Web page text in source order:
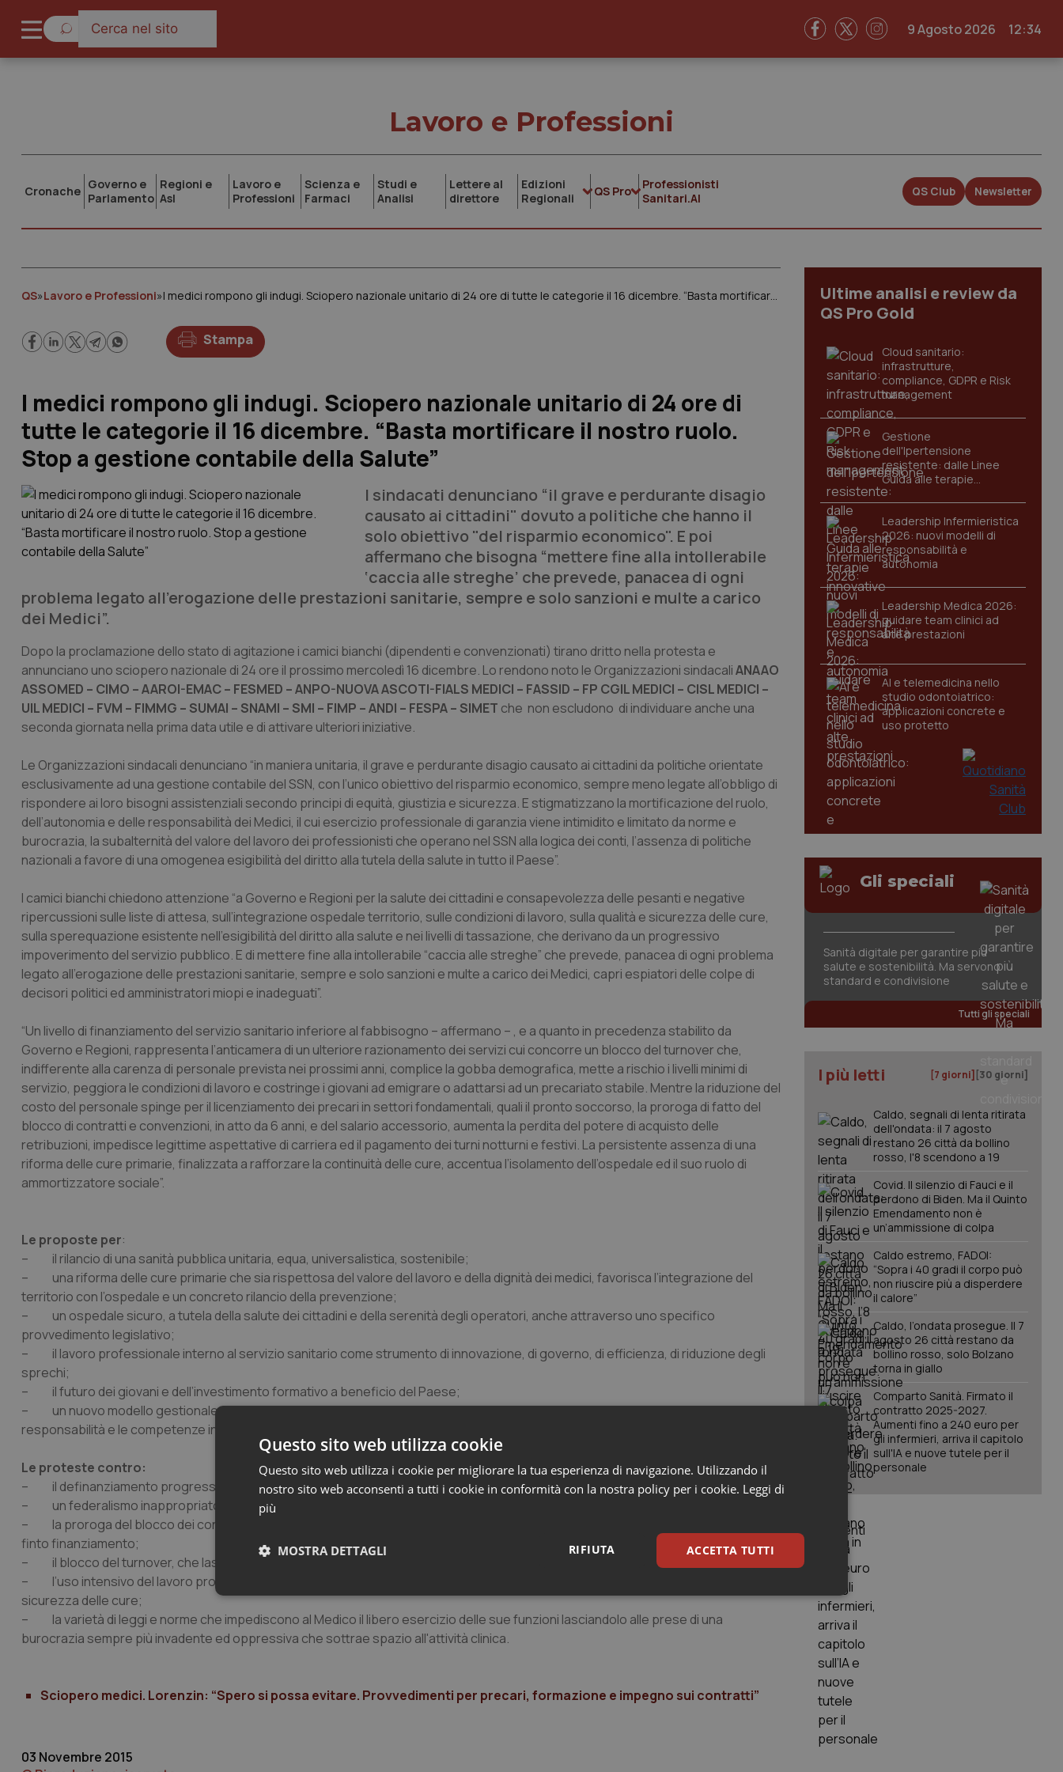
9 Agosto 2026 12:34
Lavoro e Professioni
Cronache Governo e
Parlamento
Regioni e
Asl
Lavoro e
Professioni
Scienza e
Farmaci
Studi e
Analisi
Lettere al
direttore
Edizioni
Regionali
QS Pro
Professionisti
Sanitari.AI
QS Club Newsletter
QS»Lavoro e Professioni» I medici rompono gli indugi. Sciopero nazionale unitario di 24 ore di tutte le categorie il 16 dicembre. “Basta mortificare il nostro ruolo. Stop a gestione contabile della Salute”
Stampa
I medici rompono gli indugi. Sciopero nazionale unitario di 24 ore di
tutte le categorie il 16 dicembre. “Basta mortificare il nostro ruolo.
Stop a gestione contabile della Salute”
I sindacati denunciano “il grave e perdurante disagio
causato ai cittadini" dovuto a politiche che hanno il
solo obiettivo "del risparmio economico". E poi
affermano che bisogna “mettere fine alla intollerabile
‘caccia alle streghe’ che prevede, panacea di ogni
problema legato all’erogazione delle prestazioni sanitarie, sempre e solo sanzioni e multe a carico
dei Medici”.
Dopo la proclamazione dello stato di agitazione i camici bianchi (dipendenti e convenzionati) tirano dritto nella protesta e
annunciano uno sciopero nazionale di 24 ore il prossimo mercoledì 16 dicembre. Lo rendono noto le Organizzazioni sindacaliANAAO
ASSOMED – CIMO – AAROI-EMAC – FESMED – ANPO-NUOVA ASCOTI-FIALS MEDICI – FASSID – FP CGIL MEDICI – CISL MEDICI –
UIL MEDICI – FVM – FIMMG – SUMAI – SNAMI – SMI – FIMP – ANDI – FESPA – SIMET che non escludono di individuare anche una
seconda giornata nella prima data utile e di attivare ulteriori iniziative.
Le Organizzazioni sindacali denunciano “in maniera unitaria, il grave e perdurante disagio causato ai cittadini da politiche orientate
esclusivamente ad una gestione contabile del SSN, con l’unico obiettivo del risparmio economico, sempre meno legate all’obbligo di
rispondere ai loro bisogni assistenziali secondo principi di equità, giustizia e sicurezza. E stigmatizzano la mortificazione del ruolo,
dell’autonomia e delle responsabilità dei Medici, il cui esercizio professionale di garanzia viene intimidito e limitato da norme e
burocrazia, la subalternità del valore del lavoro dei professionisti che operano nel SSN alla logica dei conti, l’assenza di politiche
nazionali a favore di una omogenea esigibilità del diritto alla tutela della salute in tutto il Paese”.
I camici bianchi chiedono attenzione “a Governo e Regioni per la salute dei cittadini e consapevolezza delle pesanti e negative
ripercussioni sulle liste di attesa, sull’integrazione ospedale territorio, sulle condizioni di lavoro, sulla qualità e sicurezza delle cure,
sulla sperequazione esistente nell’esigibilità del diritto alla salute e nei livelli di tassazione, che derivano da un progressivo
impoverimento del servizio pubblico. E di mettere fine alla intollerabile “caccia alle streghe” che prevede, panacea di ogni problema
legato all’erogazione delle prestazioni sanitarie, sempre e solo sanzioni e multe a carico dei Medici, capri espiatori delle colpe di
decisori politici ed amministratori miopi e inadeguati”.
“Un livello di finanziamento del servizio sanitario inferiore al fabbisogno – affermano – , e a quanto in precedenza stabilito da
Governo e Regioni, rappresenta l’anticamera di un ulteriore razionamento dei servizi cui concorre un blocco del turnover che,
indifferente alla carenza di personale prevista nei prossimi anni, complice la gobba demografica, mette a rischio i livelli minimi di
servizio, peggiora le condizioni di lavoro e costringe i giovani ad emigrare o adattarsi ad un precariato stabile. Mentre la riduzione del
costo del personale spinge per il licenziamento dei precari in settori fondamentali, quali il pronto soccorso, la proroga di fatto del
blocco di contratti e convenzioni, in atto da 6 anni, e del salario accessorio, aumenta la perdita del potere di acquisto delle
retribuzioni, impedisce legittime aspettative di carriera ed il pagamento dei turni notturni e festivi. La persistente assenza di una
riforma delle cure primarie, finalizzata a rafforzare la continuità delle cure, accentua l’isolamento dell’ospedale ed il suo ruolo di
ammortizzatore sociale”.
Le proposte per:
– il rilancio di una sanità pubblica unitaria, equa, universalistica, sostenibile;
– una riforma delle cure primarie che sia rispettosa del valore del lavoro e della dignità dei medici, favorisca l’integrazione del
territorio con l’ospedale e un concreto rilancio della prevenzione;
– un ospedale sicuro, a tutela della salute dei cittadini e della serenità degli operatori, anche attraverso uno specifico
provvedimento legislativo;
– il lavoro professionale interno al servizio sanitario come strumento di innovazione, di governo, di efficienza, di riduzione degli
sprechi;
– il futuro dei giovani e dell’investimento formativo a beneficio del Paese;
– un nuovo modello gestionale dei servizi sanitari che concretamente coinvolga i professionisti rispettandone l’autonomia, la
responsabilità e le competenze insieme con i valori etici e deontologici.
Le proteste contro:
– il definanziamento progressivo, che taglia servizi e personale e riduce l’accesso alle cure;
– un federalismo inappropriato, che ha fatto la sanità a pezzi;
– la proroga del blocco dei contratti di lavoro e delle convenzioni, prevista dalla legge di stabilità sotto le mentite spoglie di un
finto finanziamento;
– il blocco del turnover, che lascia al palo le speranze dei giovani e dei precari;
– l’uso intensivo del lavoro professionale e l’abuso dei contratti atipici che eludono gli obblighi previdenziali e riducono la
sicurezza delle cure;
– la varietà di leggi e norme che impediscono al Medico il libero esercizio delle sue funzioni lasciandolo alle prese di una
burocrazia sempre più invadente ed oppressiva che sottrae spazio all'attività clinica.
Sciopero medici. Lorenzin: “Spero si possa evitare. Provvedimenti per precari, formazione e impegno sui contratti”
03 Novembre 2015
Ultime analisi e review da
QS Pro Gold
Cloud sanitario:
infrastrutture,
compliance, GDPR e Risk
management
Gestione
dell'Ipertensione
resistente: dalle Linee
Guida alle terapie
innovative
Leadership Infermieristica
2026: nuovi modelli di
responsabilità e
autonomia
Leadership Medica 2026:
guidare team clinici ad
alte prestazioni
AI e telemedicina nello
studio odontoiatrico:
applicazioni concrete e
uso protetto
Gli speciali
Sanità digitale per garantire più
salute e sostenibilità. Ma servono
standard e condivisione
Tutti gli speciali
I più letti [7 giorni] [30 giorni]
Caldo, segnali di lenta ritirata
dell'ondata: il 7 agosto
restano 26 città da bollino
rosso, l'8 scendono a 19
Covid. Il silenzio di Fauci e il
perdono di Biden. Ma il Quinto
Emendamento non è
un’ammissione di colpa
Caldo estremo, FADOI:
“Sopra i 40 gradi il corpo può
non riuscire più a disperdere
il calore”
Caldo, l’ondata prosegue. Il 7
agosto 26 città restano da
bollino rosso, solo Bolzano
torna in giallo
Comparto Sanità. Firmato il
contratto 2025-2027.
Aumenti fino a 240 euro per
gli infermieri, arriva il capitolo
sull'IA e nuove tutele per il
personale
Questo sito web utilizza cookie
Questo sito web utilizza i cookie per migliorare la tua esperienza di navigazione. Utilizzando il
nostro sito web acconsenti a tutti i cookie in conformità con la nostra policy per i cookie. Leggi di
più
ACCETTA TUTTI
RIFIUTA
MOSTRA DETTAGLI
Necessari Statistici Marketing